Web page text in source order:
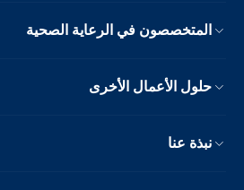
المتخصصون في الرعاية الصحية
حلول الأعمال الأخرى
نبذة عنا